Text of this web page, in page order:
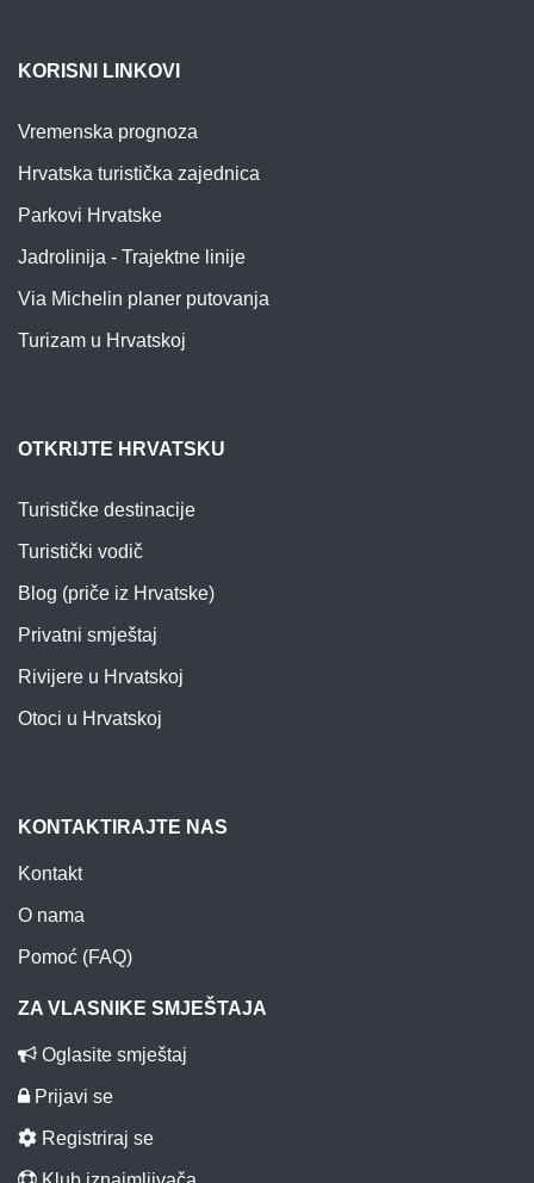
KORISNI LINKOVI
Vremenska prognoza
Hrvatska turistička zajednica
Parkovi Hrvatske
Jadrolinija - Trajektne linije
Via Michelin planer putovanja
Turizam u Hrvatskoj
OTKRIJTE HRVATSKU
Turističke destinacije
Turistički vodič
Blog (priče iz Hrvatske)
Privatni smještaj
Rivijere u Hrvatskoj
Otoci u Hrvatskoj
KONTAKTIRAJTE NAS
Kontakt
O nama
Pomoć (FAQ)
ZA VLASNIKE SMJEŠTAJA
Oglasite smještaj
Prijavi se
Registriraj se